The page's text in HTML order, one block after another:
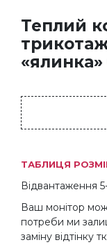
Теплий
«ялинка»
ТАБЛИЦЯ
Відвантаження
Ваш монітор
потреби ми
заміну відтінку